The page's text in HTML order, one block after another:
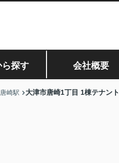
探す 会社概要
唐崎駅 ⼤津市唐崎1丁⽬ 1棟テナント